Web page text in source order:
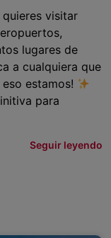
quieres visitar
lugares de
a cualquiera que
eso estamos!
para
Seguir leyendo